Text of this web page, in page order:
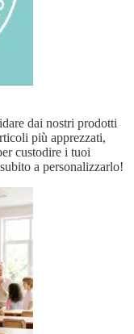
dai nostri prodotti
più apprezzati,
custodire i tuoi
a personalizzarlo!